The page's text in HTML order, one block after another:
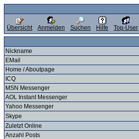
Übersicht Anmelden Suchen Hilfe Top-User
Nickname
EMail
Home / Aboutpage
ICQ
MSN Messenger
AOL Instant Messenger
Yahoo Messenger
Skype
Zuletzt Online
Anzahl Posts